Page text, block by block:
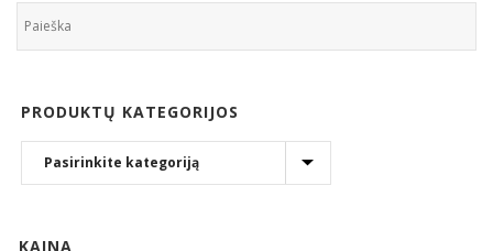
PRODUKTŲ KATEGORIJOS
KAINA